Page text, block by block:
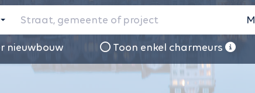
nieuwbouw Toon enkel charmeurs